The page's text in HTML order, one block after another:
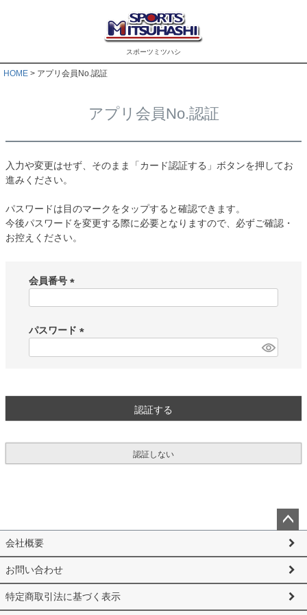
スポーツミツハシ
HOME アプリ会員No.認証
アプリ会員No.認証
入力や変更はせず、そのまま「カード認証する」ボタンを押してお
進みください。
パスワードは目のマークをタップすると確認できます。
今後パスワードを変更する際に必要となりますので、必ずご確認・
お控えください。
会員番号
須
)
パスワード
認証する
認証しない
ペー
ップ
へ
会社概要
お問い合わせ
特定商取引法に基づく表示